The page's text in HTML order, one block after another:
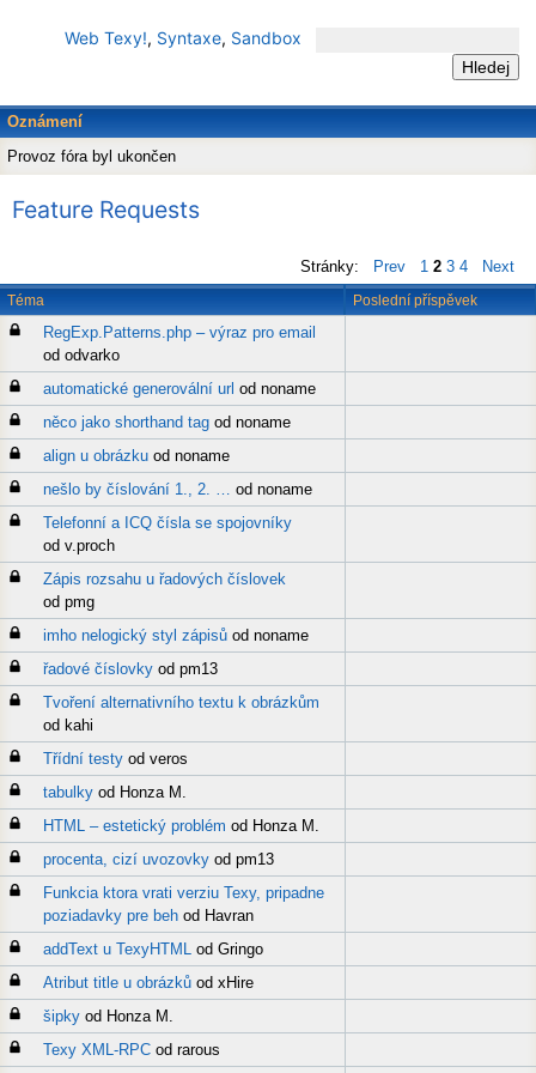
Web Texy!, Syntaxe, Sandbox
Oznámení
Provoz fóra byl ukončen
Feature Requests
Stránky: Prev 1 2 3 4 Next
Téma Poslední příspěvek
RegExp.Patterns.php – výraz pro email
od odvarko
automatické generovální url od noname
něco jako shorthand tag od noname
align u obrázku od noname
nešlo by číslování 1., 2. … od noname
Telefonní a ICQ čísla se spojovníky
od v.proch
Zápis rozsahu u řadových číslovek
od pmg
imho nelogický styl zápisů od noname
řadové číslovky od pm13
Tvoření alternativního textu k obrázkům
od kahi
Třídní testy od veros
tabulky od Honza M.
HTML – estetický problém od Honza M.
procenta, cizí uvozovky od pm13
Funkcia ktora vrati verziu Texy, pripadne
poziadavky pre beh od Havran
addText u TexyHTML od Gringo
Atribut title u obrázků od xHire
šipky od Honza M.
Texy XML-RPC od rarous